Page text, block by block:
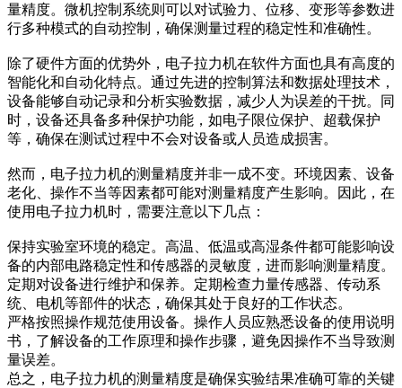
量精度。微机控制系统则可以对试验力、位移、变形等参数进
行多种模式的自动控制，确保测量过程的稳定性和准确性。
除了硬件方面的优势外，电子拉力机在软件方面也具有高度的
智能化和自动化特点。通过先进的控制算法和数据处理技术，
设备能够自动记录和分析实验数据，减少人为误差的干扰。同
时，设备还具备多种保护功能，如电子限位保护、超载保护
等，确保在测试过程中不会对设备或人员造成损害。
然而，电子拉力机的测量精度并非一成不变。环境因素、设备
老化、操作不当等因素都可能对测量精度产生影响。因此，在
使用电子拉力机时，需要注意以下几点：
保持实验室环境的稳定。高温、低温或高湿条件都可能影响设
备的内部电路稳定性和传感器的灵敏度，进而影响测量精度。
定期对设备进行维护和保养。定期检查力量传感器、传动系
统、电机等部件的状态，确保其处于良好的工作状态。
严格按照操作规范使用设备。操作人员应熟悉设备的使用说明
书，了解设备的工作原理和操作步骤，避免因操作不当导致测
量误差。
总之，电子拉力机的测量精度是确保实验结果准确可靠的关键